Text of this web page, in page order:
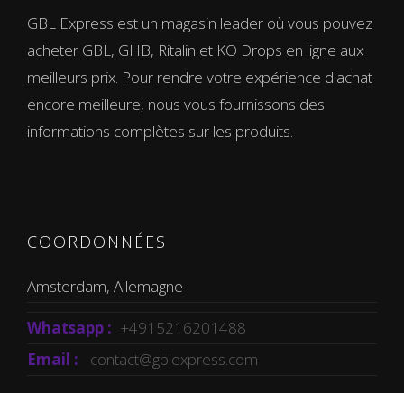
GBL Express est un magasin leader où vous pouvez
acheter GBL, GHB, Ritalin et KO Drops en ligne aux
meilleurs prix. Pour rendre votre expérience d'achat
encore meilleure, nous vous fournissons des
informations complètes sur les produits.
COORDONNÉES
Amsterdam, Allemagne
Whatsapp : +4915216201488
Email :
contact@gblexpress.com